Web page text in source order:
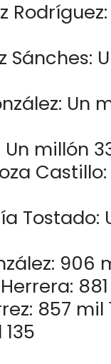
Sánches:
Un
millón
Tostado:
906
857 mil